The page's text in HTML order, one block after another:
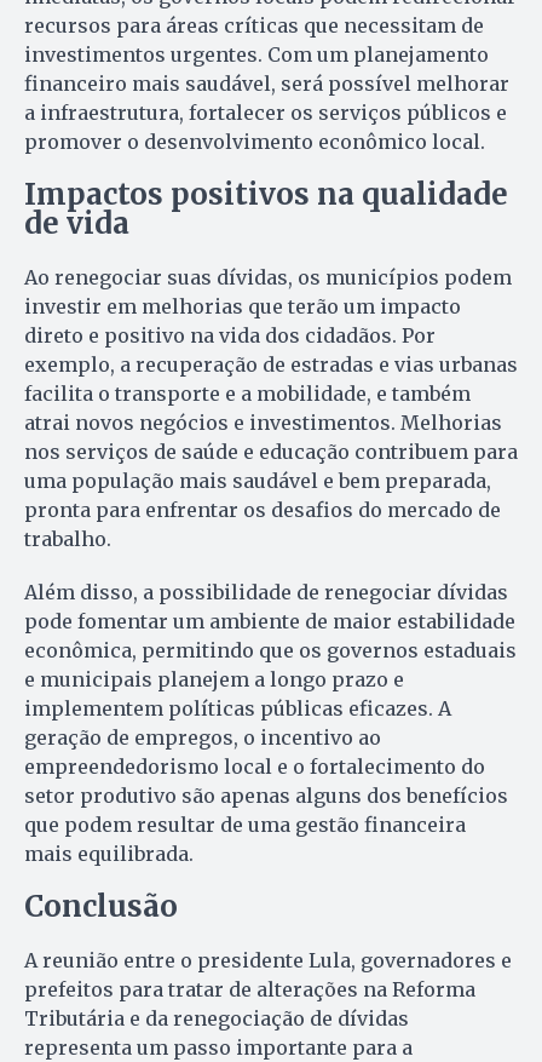
recursos para áreas críticas que necessitam de
investimentos urgentes. Com um planejamento
financeiro mais saudável, será possível melhorar
a infraestrutura, fortalecer os serviços públicos e
promover o desenvolvimento econômico local.
Impactos positivos na qualidade
de vida
Ao renegociar suas dívidas, os municípios podem
investir em melhorias que terão um impacto
direto e positivo na vida dos cidadãos. Por
exemplo, a recuperação de estradas e vias urbanas
facilita o transporte e a mobilidade, e também
atrai novos negócios e investimentos. Melhorias
nos serviços de saúde e educação contribuem para
uma população mais saudável e bem preparada,
pronta para enfrentar os desafios do mercado de
trabalho.
Além disso, a possibilidade de renegociar dívidas
pode fomentar um ambiente de maior estabilidade
econômica, permitindo que os governos estaduais
e municipais planejem a longo prazo e
implementem políticas públicas eficazes. A
geração de empregos, o incentivo ao
empreendedorismo local e o fortalecimento do
setor produtivo são apenas alguns dos benefícios
que podem resultar de uma gestão financeira
mais equilibrada.
Conclusão
A reunião entre o presidente Lula, governadores e
prefeitos para tratar de alterações na Reforma
Tributária e da renegociação de dívidas
representa um passo importante para a